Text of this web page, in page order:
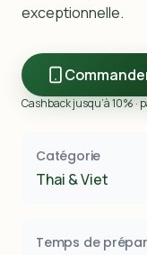
exceptionnelle.
Cashback jusqu’à 10% ·
Catégorie
Thai & Viet
Temps de